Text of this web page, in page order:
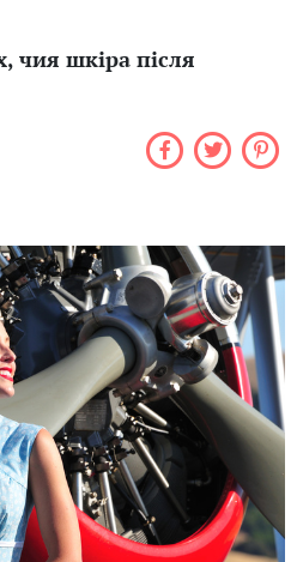
чия шкіра після